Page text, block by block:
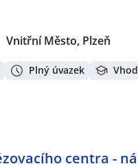
Vnitřní Město, Plzeň
Plný úvazek
centra -